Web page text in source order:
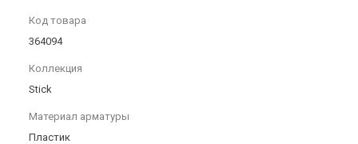
Код товара
364094
Коллекция
Stick
Материал арматуры
Пластик